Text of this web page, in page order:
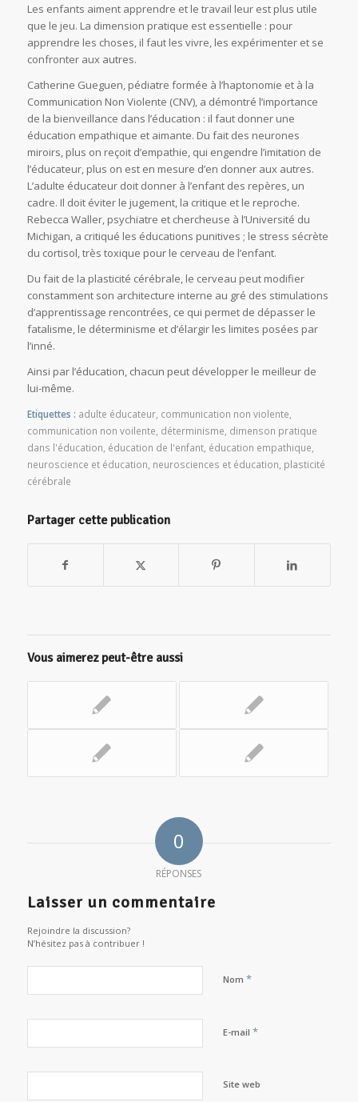
Les enfants aiment apprendre et le travail leur est plus utile
que le jeu. La dimension pratique est essentielle : pour
apprendre les choses, il faut les vivre, les expérimenter et se
confronter aux autres.
Catherine Gueguen, pédiatre formée à l’haptonomie et à la
Communication Non Violente (CNV), a démontré l’importance
de la bienveillance dans l’éducation : il faut donner une
éducation empathique et aimante. Du fait des neurones
miroirs, plus on reçoit d’empathie, qui engendre l’imitation de
l’éducateur, plus on est en mesure d’en donner aux autres.
L’adulte éducateur doit donner à l’enfant des repères, un
cadre. Il doit éviter le jugement, la critique et le reproche.
Rebecca Waller, psychiatre et chercheuse à l’Université du
Michigan, a critiqué les éducations punitives ; le stress sécrète
du cortisol, très toxique pour le cerveau de l’enfant.
Du fait de la plasticité cérébrale, le cerveau peut modifier
constamment son architecture interne au gré des stimulations
d’apprentissage rencontrées, ce qui permet de dépasser le
fatalisme, le déterminisme et d’élargir les limites posées par
l’inné.
Ainsi par l’éducation, chacun peut développer le meilleur de
lui-même.
Etiquettes : adulte éducateur, communication non violente
communication non voilente déterminisme dimenson pratique
dans l'éducation éducation de l'enfant, éducation empathique
neuroscience et éducation neurosciences et éducation plasticité
cérébrale
Partager cette publication
Vous aimerez peut-être aussi
0
RÉPONSES
Laisser un commentaire
Rejoindre la discussion?
N’hésitez pas à contribuer !
Nom *
E-mail *
Site web